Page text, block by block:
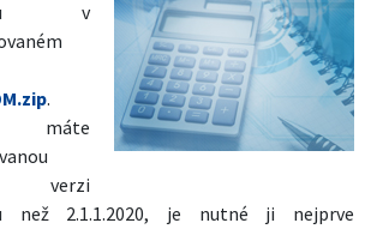
v
.
máte
verzi
než 2.1.1.2020, je nutné ji nejprve